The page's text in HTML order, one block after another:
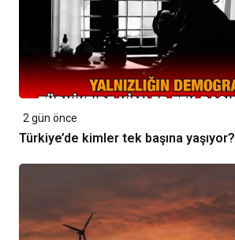
2 gün önce
Türkiye’de kimler tek başına yaşıyor?